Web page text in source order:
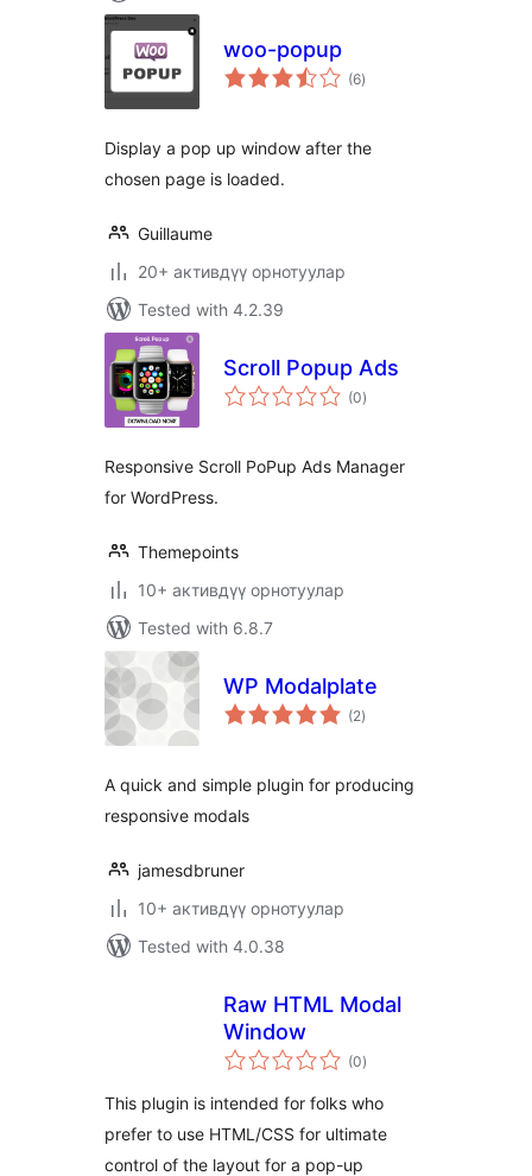
woo-popup
(6total
ratings
)
Display a pop up window after the
chosen page is loaded.
Guillaume
20+ активдүү орнотуулар
Tested with 4.2.39
Scroll Popup Ads
(0total
ratings
)
Responsive Scroll PoPup Ads Manager
for WordPress.
Themepoints
10+ активдүү орнотуулар
Tested with 6.8.7
WP Modalplate
(2total
ratings
)
A quick and simple plugin for producing
responsive modals
jamesdbruner
10+ активдүү орнотуулар
Tested with 4.0.38
Raw HTML Modal
Window
(0total
ratings
)
This plugin is intended for folks who
prefer to use HTML/CSS for ultimate
control of the layout for a pop-up